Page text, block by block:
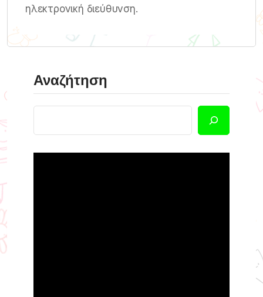
ηλεκτρονική διεύθυνση.
Αναζήτηση